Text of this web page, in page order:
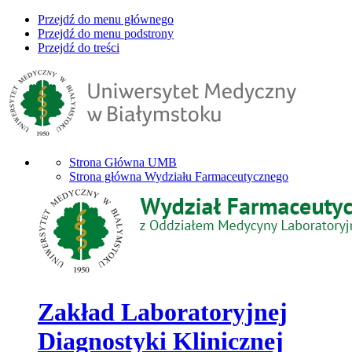
Przejdź do menu głównego
Przejdź do menu podstrony
Przejdź do treści
Strona Główna UMB
Strona główna Wydziału Farmaceutycznego
Zakład Laboratoryjnej
Diagnostyki Klinicznej